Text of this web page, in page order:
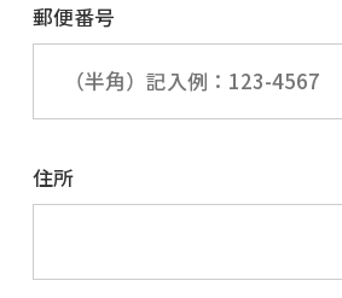
郵便番号
住所